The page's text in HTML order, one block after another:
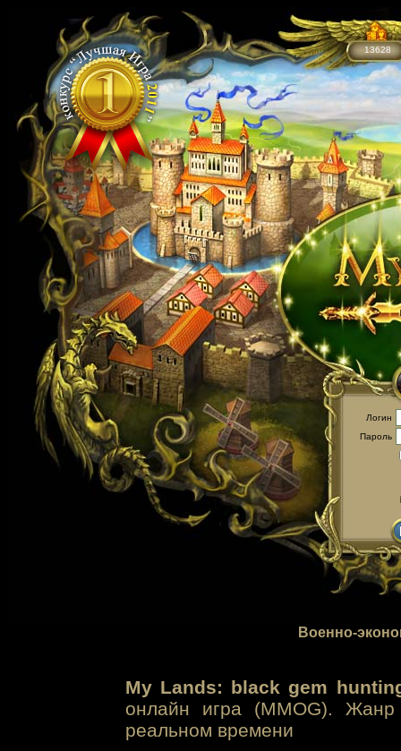
13628
Логин
Пароль
Военно-
My Lands: black gem
онлайн игра (MMOG). Жанр
реальном времени